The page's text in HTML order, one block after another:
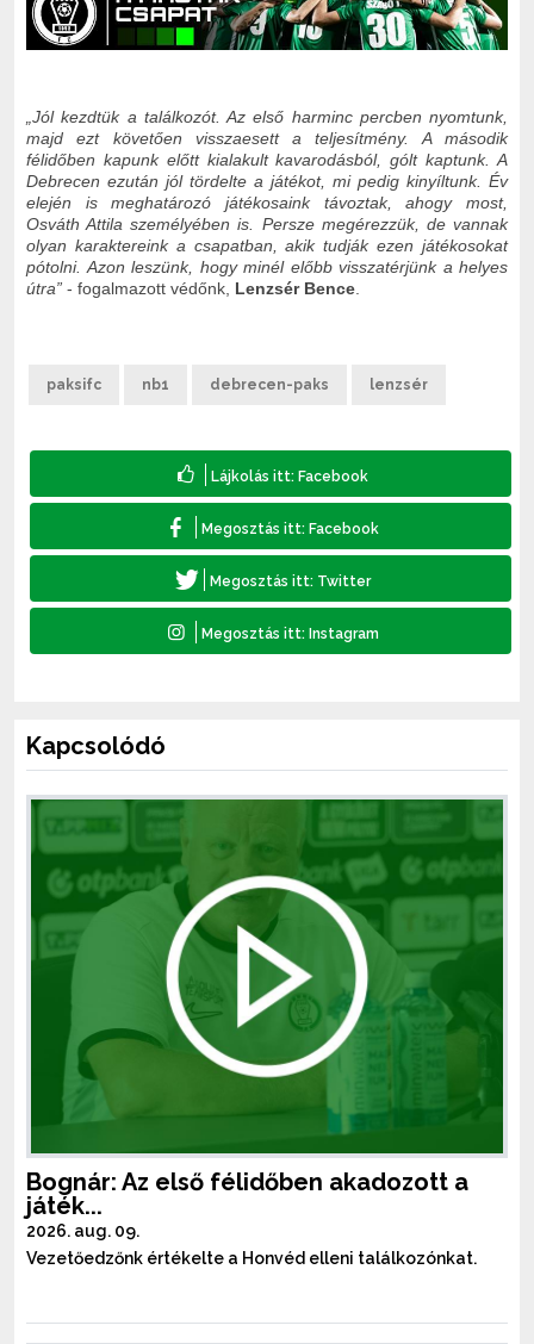
„Jól kezdtük a találkozót. Az első harminc percben nyomtunk,
majd ezt követően visszaesett a teljesítmény. A második
félidőben kapunk előtt kialakult kavarodásból, gólt kaptunk. A
Debrecen ezután jól tördelte a játékot, mi pedig kinyíltunk. Év
elején is meghatározó játékosaink távoztak, ahogy most,
Osváth Attila személyében is. Persze megérezzük, de vannak
olyan karaktereink a csapatban, akik tudják ezen játékosokat
pótolni. Azon leszünk, hogy minél előbb visszatérjünk a helyes
útra” - fogalmazott védőnk, Lenzsér Bence
paksifc nb1 debrecen-paks lenzsér
Kapcsolódó
Bognár: Az első félidőben akadozott a
játék...
2026. aug. 09.
Vezetőedzőnk értékelte a Honvéd elleni találkozónkat.